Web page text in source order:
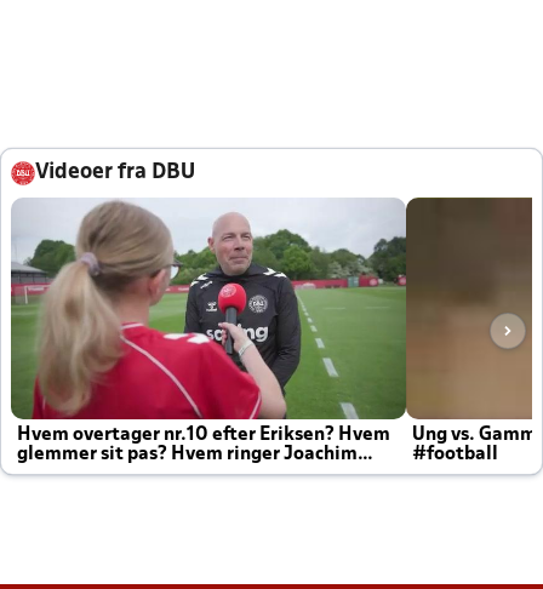
Videoer fra DBU
Hvem overtager nr.10 efter Eriksen? Hvem
glemmer sit pas? Hvem ringer Joachim
altid til efter kampe?
Ung vs.
#football